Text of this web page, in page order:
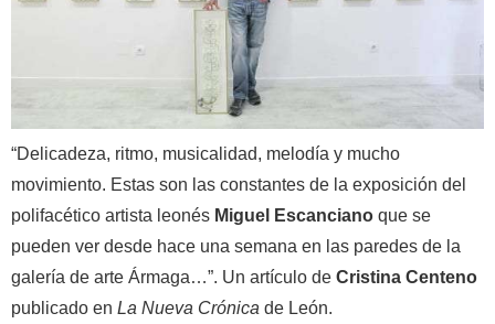
“Delicadeza, ritmo, musicalidad, melodía y mucho
movimiento. Estas son las constantes de la exposición del
polifacético artista leonés Miguel Escanciano que se
pueden ver desde hace una semana en las paredes de la
galería de arte Ármaga…”. Un artículo de Cristina Centeno
publicado en La Nueva Crónica de León.